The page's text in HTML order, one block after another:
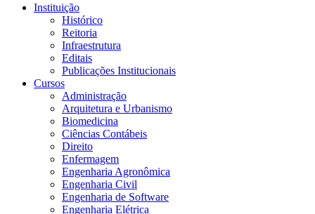
Instituição
Histórico
Reitoria
Infraestrutura
Editais
Publicações Institucionais
Cursos
Administração
Arquitetura e Urbanismo
Biomedicina
Ciências Contábeis
Direito
Enfermagem
Engenharia Agronômica
Engenharia Civil
Engenharia de Software
Engenharia Elétrica